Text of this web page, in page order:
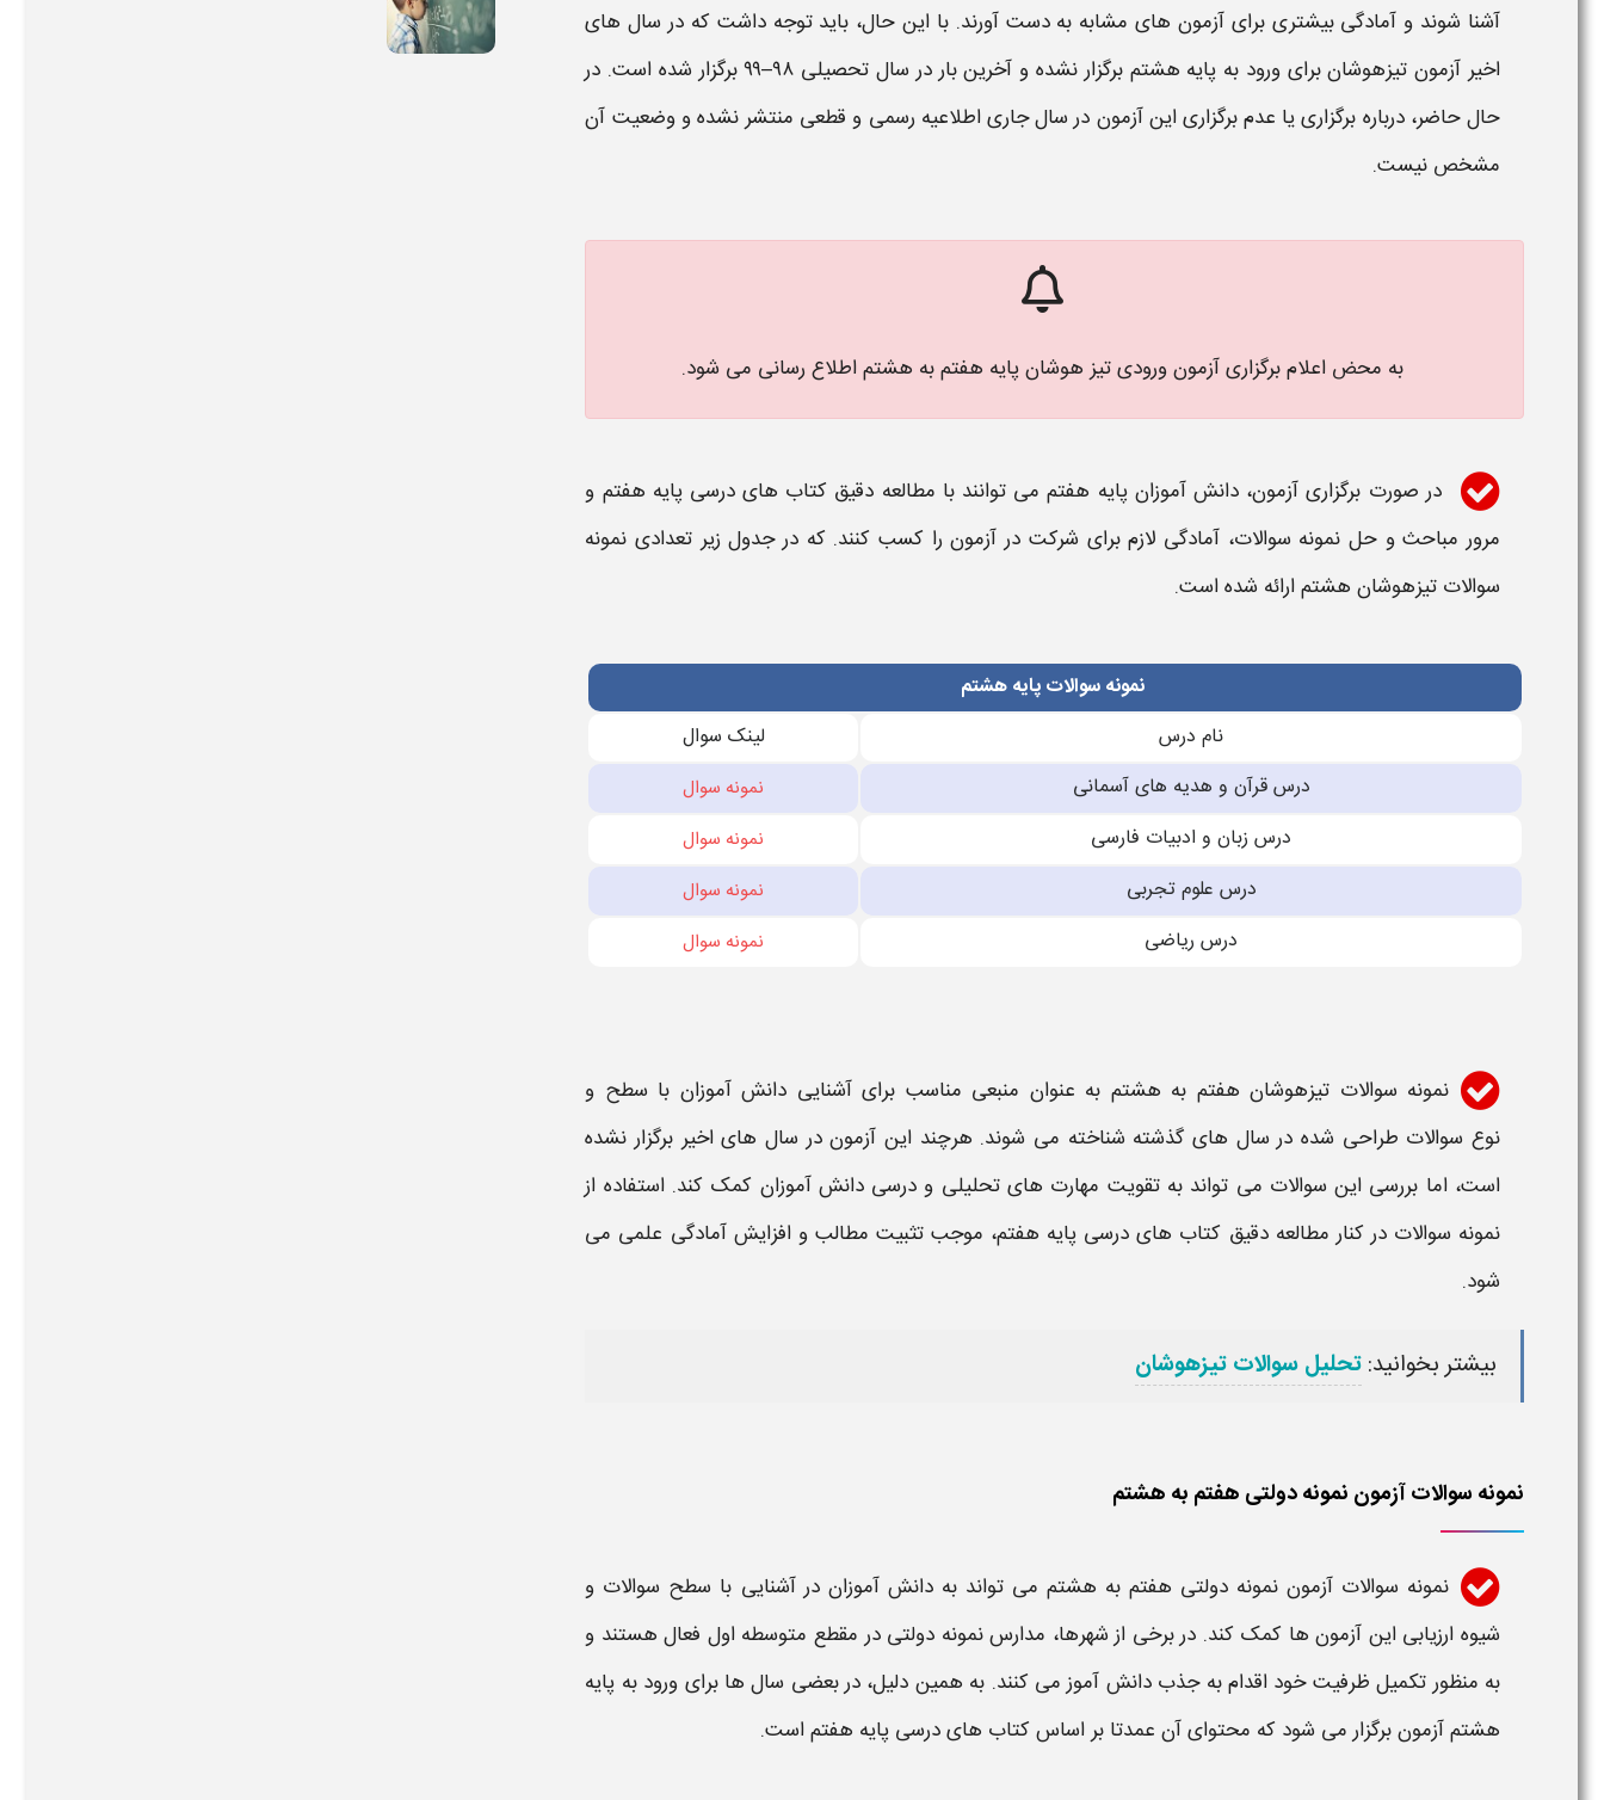
آشنا شوند و آمادگی بیشتری برایآزمون های مشابه به دست آورند. با این حال، باید توجه داشت که در سال های
اخیرآزمون تیزهوشان برای ورود به پایه هشتم
برگزار نشده و آخرین بار در سال تحصیلی ۹۸–۹۹ برگزار شده است. در
حال حاضر، درباره برگزاری یا عدم برگزاری این آزمون در سال جاری اطلاعیه رسمی و قطعی منتشر نشده و وضعیت آن
مشخص نیست.
به محض اعلام برگزاری آزمونورودیتیز هوشان پایه هفتم به هشتم اطلاع رسانی می شود.
در صورت برگزاری آزمون، دانش آموزان پایه هفتم می توانند با مطالعه دقیق کتاب های درسی پایه هفتم و
مرور مباحث و حل نمونه سوالات، آمادگی لازم برای شرکت در آزمون را کسب کنند. که در جدول زیر تعدادی نمونه
سوالات تیزهوشان هشتمارائه شده است.
نمونه سوالات پایه هشتم
نام درس
لینک سوال
درس قرآن و هدیه های آسمانی
نمونه سوال
درس زبان و ادبیات فارسی نمونه سوال
درس علوم تجربی نمونه سوال
درس ریاضی نمونه سوال
نمونه سوالات تیزهوشان هفتم به هشتم به عنوان منبعی مناسب برای آشنایی دانش آموزان با سطح و
نوع سوالات طراحی شده در سال های گذشته شناخته می شوند. هرچند این آزمون در سال های اخیر برگزار نشده
است، اما بررسی این سوالات می تواند به تقویت مهارت های تحلیلی و درسی دانش آموزان کمک کند. استفاده از
نمونه سوالاتدر کنار مطالعه دقیق کتاب های درسی پایه هفتم، موجب تثبیت مطالب و افزایش آمادگی علمی می
شود.
بیشتر بخوانید:تحلیل سوالات تیزهوشان
نمونه سوالات آزمون نمونه دولتی هفتم به هشتم
نمونه سوالات آزمون نمونه دولتی هفتم به هشتم می تواند به دانش آموزان در آشنایی با سطح سوالات و
شیوه ارزیابی این آزمون ها کمک کند. در برخی از شهرها، مدارس نمونه دولتی در مقطع متوسطه اول فعال هستند و
به منظور تکمیل ظرفیت خود اقدام به جذب دانش آموز می کنند. به همین دلیل، در بعضی سال ها برای ورود به پایه
هشتم آزمون برگزار می شود که محتوای آن عمدتا بر اساس کتاب های درسی پایه هفتم است.